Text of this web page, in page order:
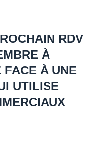
RDV
À
FACE À UNE
UTILISE